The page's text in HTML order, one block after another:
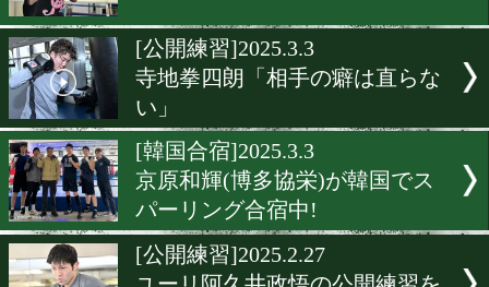
経験値は上
[公開練習]2025.3.6
岩田翔吉が母校の小学生
を試合に招待!
[公開練習]2025.3.5
京口紘人! 全力スパーで絶
をアピール!